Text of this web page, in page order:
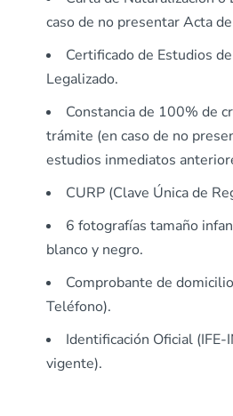
caso de no presentar Acta
Certificado de Estudios
Legalizado.
Constancia de 100% de
trámite (en caso de no
estudios inmediatos
CURP (Clave Única de
6 fotografías tamaño
blanco y negro.
Comprobante de
Teléfono).
Identificación Oficial (IFE-
vigente).